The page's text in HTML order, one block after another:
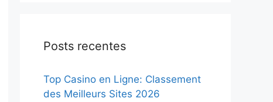
Posts recentes
Top Casino en Ligne: Classement
des Meilleurs Sites 2026